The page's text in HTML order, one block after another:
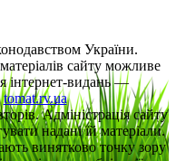
України.
сайту можливе
інтернет-видань —
tomat.rv.ua
Адміністрація сайту
надані їй матеріали.
винятково точку зору